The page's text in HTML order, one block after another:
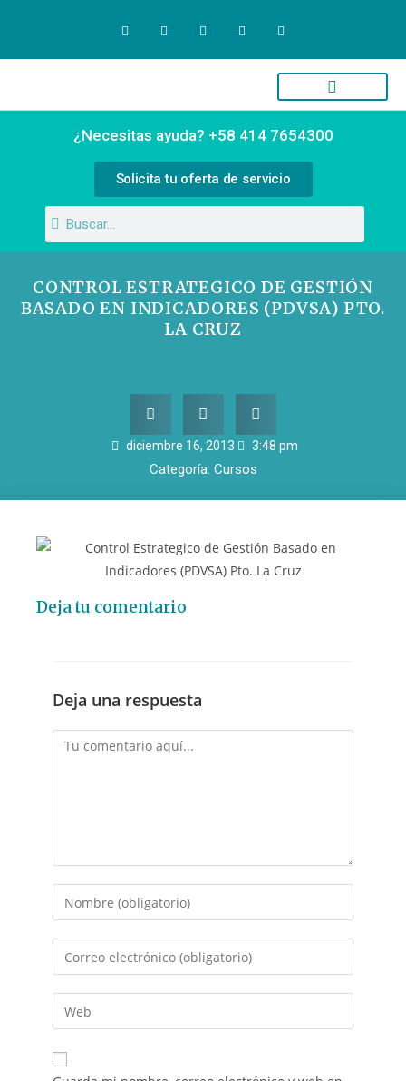
¿Necesitas ayuda? +58 414 7654300
Solicita tu oferta de servicio
CONTROL ESTRATEGICO DE GESTIÓN
BASADO EN INDICADORES (PDVSA) PTO.
LA CRUZ
diciembre 16, 2013 3:48 pm
Categoría: Cursos
Deja tu comentario
Deja una respuesta